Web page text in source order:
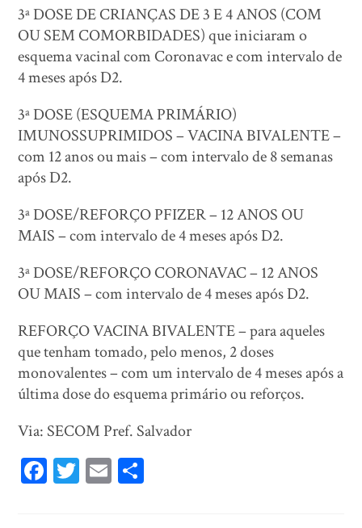
3ª DOSE DE CRIANÇAS DE 3 E 4 ANOS (COM
OU SEM COMORBIDADES) que iniciaram o
esquema vacinal com Coronavac e com intervalo de
4 meses após D2.
3ª DOSE (ESQUEMA PRIMÁRIO)
IMUNOSSUPRIMIDOS – VACINA BIVALENTE –
com 12 anos ou mais – com intervalo de 8 semanas
após D2.
3ª DOSE/REFORÇO PFIZER – 12 ANOS OU
MAIS – com intervalo de 4 meses após D2.
3ª DOSE/REFORÇO CORONAVAC – 12 ANOS
OU MAIS – com intervalo de 4 meses após D2.
REFORÇO VACINA BIVALENTE – para aqueles
que tenham tomado, pelo menos, 2 doses
monovalentes – com um intervalo de 4 meses após a
última dose do esquema primário ou reforços.
Via: SECOM Pref. Salvador
Fa T E